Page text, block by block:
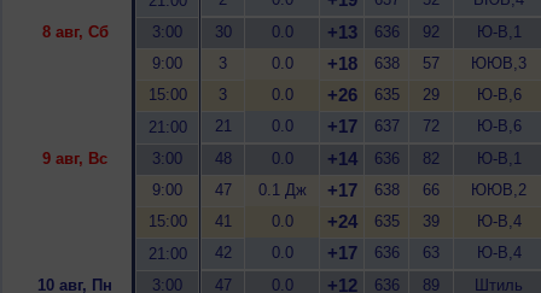
8 авг, Сб
3:00 30 0.0 +13 636 92
Ю-В,1
9:00
3 0.0 +18 638 57
ЮЮВ,3
15:00
3 0.0 +26 635 29
Ю-В,6
21:00
21 0.0 +17 637 72
Ю-В,6
9 авг, Вс
3:00 48 0.0 +14 636 82
Ю-В,1
9:00
47 0.1 Дж +17 638 66
ЮЮВ,2
15:00
41 0.0 +24 635 39
Ю-В,4
21:00
42 0.0 +17 636 63
Ю-В,4
10 авг, Пн
3:00 47 0.0 +12 636 89
Штиль